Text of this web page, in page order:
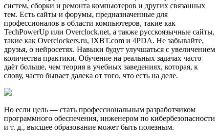
систем, сборки и ремонта компьютеров и других связанных
тем. Есть сайты и форумы, предназначенные для
профессионалов в области компьютеров, такие как
TechPowerUp или Overclock.net, а также русскоязычные сайты,
такие как Overclockers.ru, IXBT.com и 4PDA. Не забывайте,
друзья, о нейросетях. Навыки будут улучшаться с увеличением
количества практики. Обучение на реальных задачах часто
даёт больше, чем теория в учебных заведениях, которая, к
слову, часто бывает далека от того, что есть на деле.
Но если цель — стать профессиональным разработчиком
программного обеспечения, инженером по кибербезопасности
и т. д., высшее образование может быть полезным.